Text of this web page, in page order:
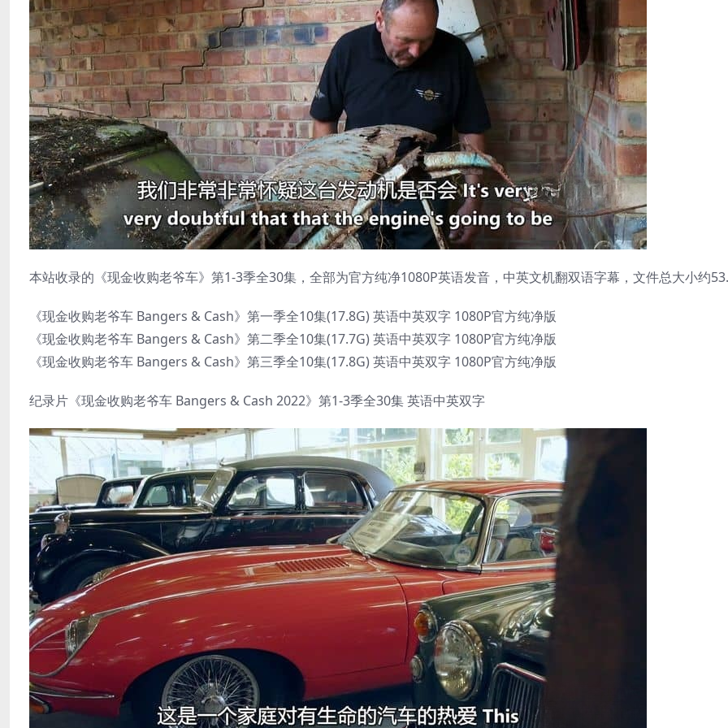
本站收录的《现金收购老爷车》第1-3季全30集，全部为官方纯净1080P英语发音，中英文机翻双语字幕，文件总大小约
《现金收购老爷车 Bangers & Cash》第一季全10集(17.8G) 英语中英双字 1080P官方纯净版
《现金收购老爷车 Bangers & Cash》第二季全10集(17.7G) 英语中英双字 1080P官方纯净版
《现金收购老爷车 Bangers & Cash》第三季全10集(17.8G) 英语中英双字 1080P官方纯净版
纪录片《现金收购老爷车 Bangers & Cash 2022》第1-3季全30集 英语中英双字